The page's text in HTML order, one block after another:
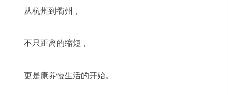
从杭州到衢州，
不只距离的缩短，
更是康养慢生活的开始。